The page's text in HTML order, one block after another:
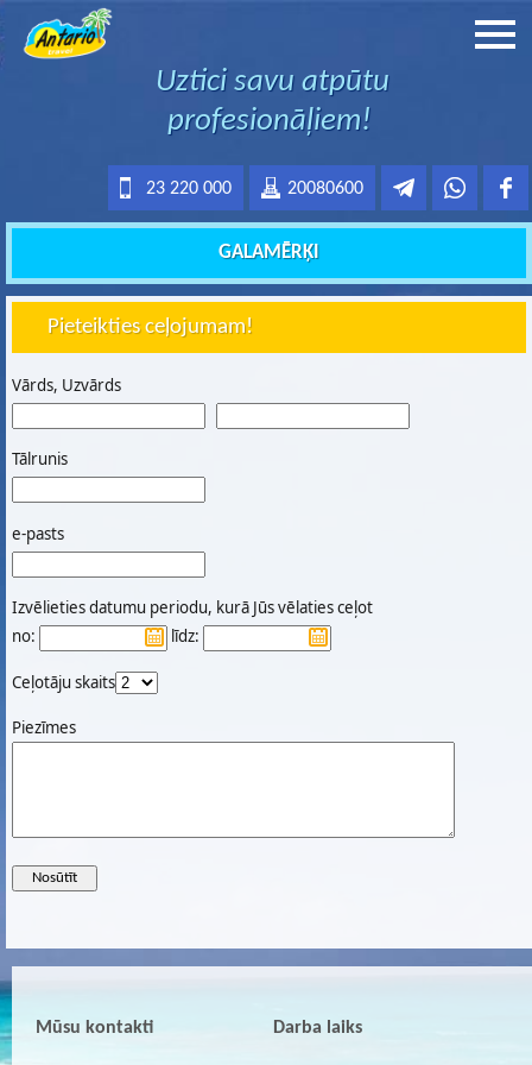
Uztici savu atpūtu
profesionāļiem!
20080600
23 220 000
GALAMĒRĶI
Pieteikties ceļojumam!
Vārds, Uzvārds
Tālrunis
e-pasts
Izvēlieties datumu periodu, kurā Jūs vēlaties ceļot
no:
līdz:
Ceļotāju skaits
Piezīmes
Mūsu kontakti Darba laiks